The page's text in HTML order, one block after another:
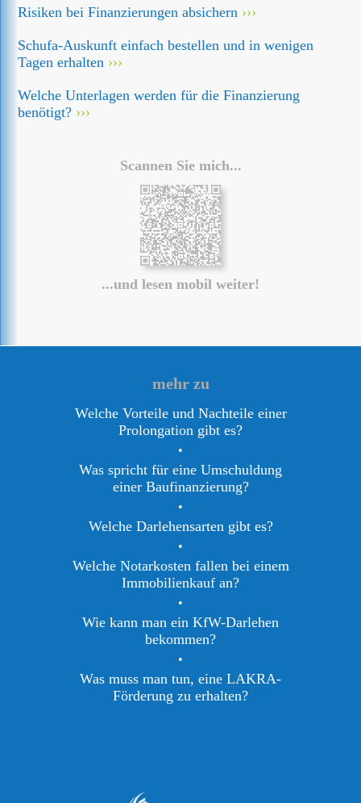
Risiken bei Finanzierungen absichern
Schufa-Auskunft einfach bestellen und in wenigen
Tagen erhalten
Welche Unterlagen werden für die Finanzierung
benötigt?
Scannen Sie mich...
...und lesen mobil weiter!
mehr zu
Welche Vorteile und Nachteile einer
Prolongation gibt es?
•
Was spricht für eine Umschuldung
einer Baufinanzierung?
•
Welche Darlehensarten gibt es?
•
Welche Notarkosten fallen bei einem
Immobilienkauf an?
•
Wie kann man ein KfW-Darlehen
bekommen?
•
Was muss man tun, eine LAKRA-
Förderung zu erhalten?